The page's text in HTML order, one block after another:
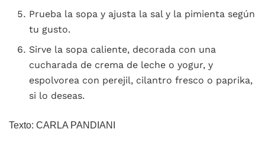
Prueba la sopa y ajusta la sal y la pimienta según
tu gusto.
Sirve la sopa caliente, decorada con una
cucharada de crema de leche o yogur, y
espolvorea con perejil, cilantro fresco o paprika,
si lo deseas.
Texto: CARLA PANDIANI